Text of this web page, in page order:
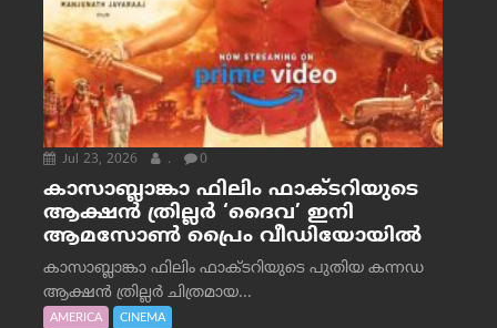
Jul 23, 2026 . 0
കാസാബ്ലാങ്കാ ഫിലിം ഫാക്ടറിയുടെ
ആക്ഷൻ ത്രില്ലർ ‘ദൈവ’ ഇനി
ആമസോൺ പ്രൈം വീഡിയോയിൽ
കാസാബ്ലാങ്കാ ഫിലിം ഫാക്ടറിയുടെ പുതിയ കന്നഡ
ആക്ഷൻ ത്രില്ലർ ചിത്രമായ...
AMERICA CINEMA